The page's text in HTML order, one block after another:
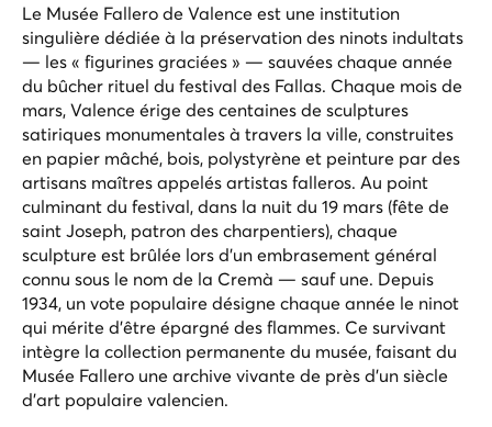
Le Musée Fallero de Valence est une institution
singulière dédiée à la préservation des ninots indultats
— les « figurines graciées » — sauvées chaque année
du bûcher rituel du festival des Fallas. Chaque mois de
mars, Valence érige des centaines de sculptures
satiriques monumentales à travers la ville, construites
en papier mâché, bois, polystyrène et peinture par des
artisans maîtres appelés artistas falleros. Au point
culminant du festival, dans la nuit du 19 mars (fête de
saint Joseph, patron des charpentiers), chaque
sculpture est brûlée lors d'un embrasement général
connu sous le nom de la Cremà — sauf une. Depuis
1934, un vote populaire désigne chaque année le ninot
qui mérite d'être épargné des flammes. Ce survivant
intègre la collection permanente du musée, faisant du
Musée Fallero une archive vivante de près d'un siècle
d'art populaire valencien.